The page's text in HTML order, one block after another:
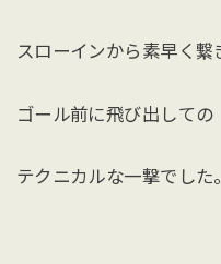
スローインから素早く繋
ゴール前に飛び出しての
テクニカルな一撃でした。